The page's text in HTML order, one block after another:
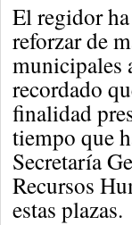
El regidor
reforzar de
municipales
recordado
finalidad
tiempo que
Secretaría
Recursos
estas plazas.